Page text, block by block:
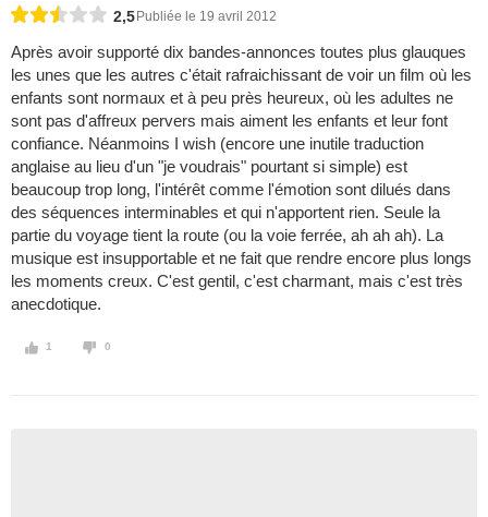
2,5 Publiée le 19 avril 2012
Après avoir supporté dix bandes-annonces toutes plus glauques
les unes que les autres c'était rafraichissant de voir un film où les
enfants sont normaux et à peu près heureux, où les adultes ne
sont pas d'affreux pervers mais aiment les enfants et leur font
confiance. Néanmoins I wish (encore une inutile traduction
anglaise au lieu d'un "je voudrais" pourtant si simple) est
beaucoup trop long, l'intérêt comme l'émotion sont dilués dans
des séquences interminables et qui n'apportent rien. Seule la
partie du voyage tient la route (ou la voie ferrée, ah ah ah). La
musique est insupportable et ne fait que rendre encore plus longs
les moments creux. C'est gentil, c'est charmant, mais c'est très
anecdotique.
1 0